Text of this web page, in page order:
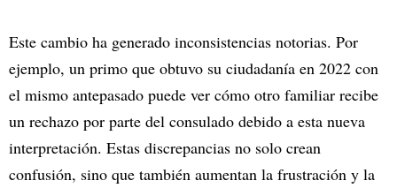
Este cambio ha generado inconsistencias notorias. Por
ejemplo, un primo que obtuvo su ciudadanía en 2022 con
el mismo antepasado puede ver cómo otro familiar recibe
un rechazo por parte del consulado debido a esta nueva
interpretación. Estas discrepancias no solo crean
confusión, sino que también aumentan la frustración y la